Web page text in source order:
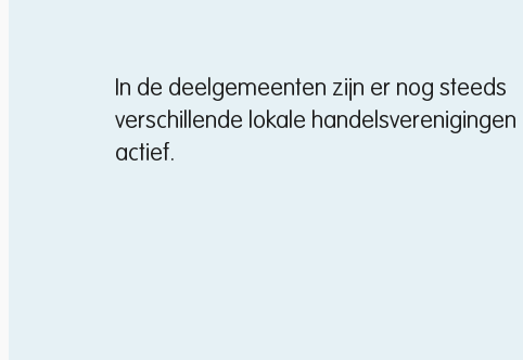
In de deelgemeenten zijn er nog steeds
verschillende lokale handelsverenigingen
actief.